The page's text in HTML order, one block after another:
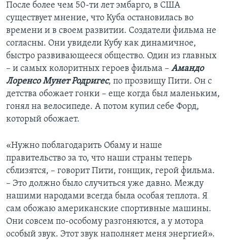
После более чем 50-ти лет эмбарго, в США
существует мнение, что Куба остановилась во
времени и в своем развитии. Создатели фильма не
согласны. Они увидели Кубу как динамичное,
быстро развивающееся общество. Один из главных
– и самых колоритных героев фильма – Амандо
Лоренсо Мунет Родригес, по прозвищу Пити. Он с
детства обожает гонки – еще когда был маленьким,
гонял на велосипеде. А потом купил себе Форд,
который обожает.
«Нужно поблагодарить Обаму и наше
правительство за то, что наши страны теперь
сблизятся, – говорит Пити, гонщик, герой фильма.
– Это должно было случиться уже давно. Между
нашими народами всегда была особая теплота. Я
сам обожаю американские спортивные машины.
Они совсем по-особому разгоняются, а у мотора
особый звук. Этот звук наполняет меня энергией».